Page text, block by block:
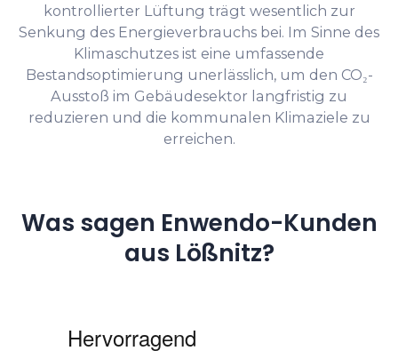
kontrollierter Lüftung trägt wesentlich zur
Senkung des Energieverbrauchs bei. Im Sinne des
Klimaschutzes ist eine umfassende
Bestandsoptimierung unerlässlich, um den CO₂-
Ausstoß im Gebäudesektor langfristig zu
reduzieren und die kommunalen Klimaziele zu
erreichen.
Was sagen Enwendo-Kunden
aus Lößnitz?